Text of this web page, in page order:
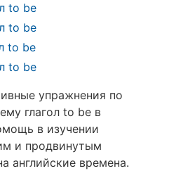
to be
to be
to be
to be
упражнения по
глагол to be в
в изучении
и продвинутым
английские времена.